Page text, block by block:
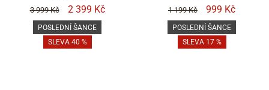
3 999 Kč 2 399 Kč
POSLEDNÍ ŠANCE
SLEVA 40 %
1 199 Kč 999 Kč
POSLEDNÍ ŠANCE
SLEVA 17 %